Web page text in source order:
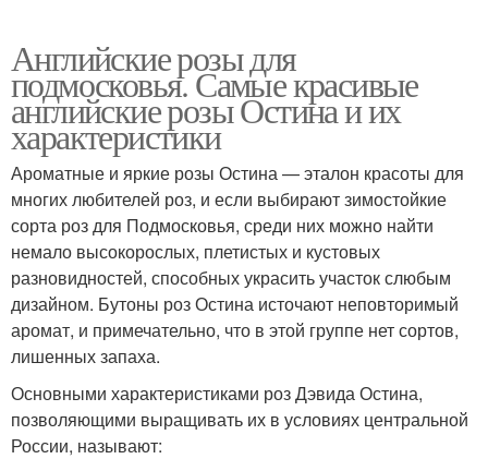
Английские розы для
подмосковья. Самые красивые
английские розы Остина и их
характеристики
Ароматные и яркие розы Остина — эталон красоты для
многих любителей роз, и если выбирают зимостойкие
сорта роз для Подмосковья, среди них можно найти
немало высокорослых, плетистых и кустовых
разновидностей, способных украсить участок слюбым
дизайном. Бутоны роз Остина источают неповторимый
аромат, и примечательно, что в этой группе нет сортов,
лишенных запаха.
Основными характеристиками роз Дэвида Остина,
позволяющими выращивать их в условиях центральной
России, называют: